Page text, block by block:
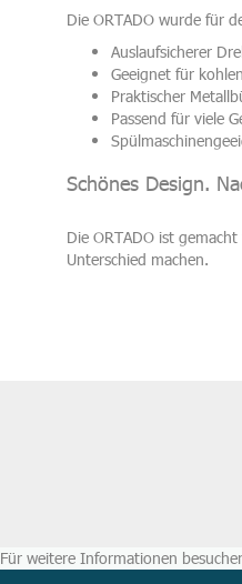
Die ORTADO wurde für
Auslaufsicherer
Geeignet für
Praktischer
Passend für viele
Schönes Design.
Die ORTADO ist
Unterschied machen.
Für weitere Informationen